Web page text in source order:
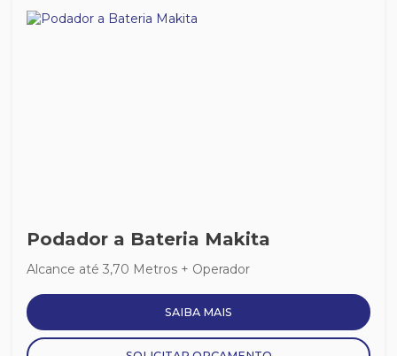
Podador a Bateria Makita
Alcance até 3,70 Metros + Operador
SAIBA MAIS